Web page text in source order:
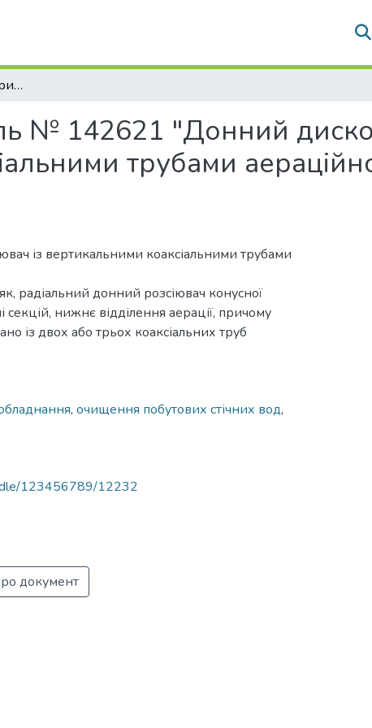
Опис до патенту на корисну модель № 142621 "Донний дисковий розсіювач із вертикальними коаксіальними трубами аераційного стояка"
№ 142621 "Донний
трубами
із вертикальними коаксіальними трубами
радіальний донний розсіювач конусної
нижнє відділення аерації, причому
із двох або трьох коаксіальних труб
, очищення побутових стічних вод,
123456789/12232
документ